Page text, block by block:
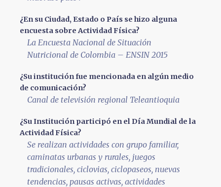
¿En su Ciudad, Estado o País se hizo alguna
encuesta sobre Actividad Física?
La Encuesta Nacional de Situación
Nutricional de Colombia – ENSIN 2015
¿Su institución fue mencionada en algún medio
de comunicación?
Canal de televisión regional Teleantioquia
¿Su Institución participó en el Día Mundial de la
Actividad Física?
Se realizan actividades con grupo familiar,
caminatas urbanas y rurales, juegos
tradicionales, ciclovias, ciclopaseos, nuevas
tendencias, pausas activas, actividades